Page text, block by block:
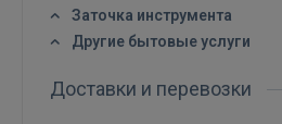
Забыли пароль?
Заточка инструмента
Другие бытовые услуги
Доставки и перевозки